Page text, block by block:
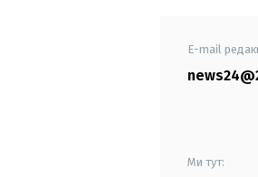
E-mail
Ми тут: